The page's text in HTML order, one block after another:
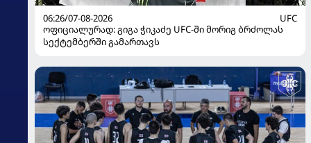
06:26/07-08-2026
UFC
ოფიციალურად: გიგა ჭიკაძე UFC-ში მორიგ ბრძოლას
სექტემბერში გამართავს